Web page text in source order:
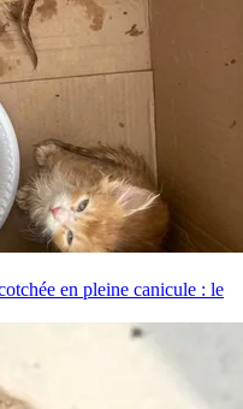
en pleine canicule : le